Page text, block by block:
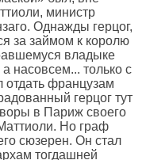
министр
Однажды герцог,
за займом к королю
владыке
насовсем... только с
французам
герцог тут
в Париж своего
Но граф
сюзерен. Он стал
тогдашней